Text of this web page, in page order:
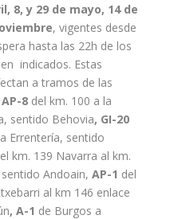
8, y 29 de mayo, 14 de
, vigentes desde
hasta las 22h de los
indicados. Estas
a tramos de las
AP-8 del km. 100 a la
sentido Behovia, GI-20
Errentería, sentido
km. 139 Navarra al km.
sentido Andoain, AP-1 del
al km 146 enlace
, A-1 de Burgos a